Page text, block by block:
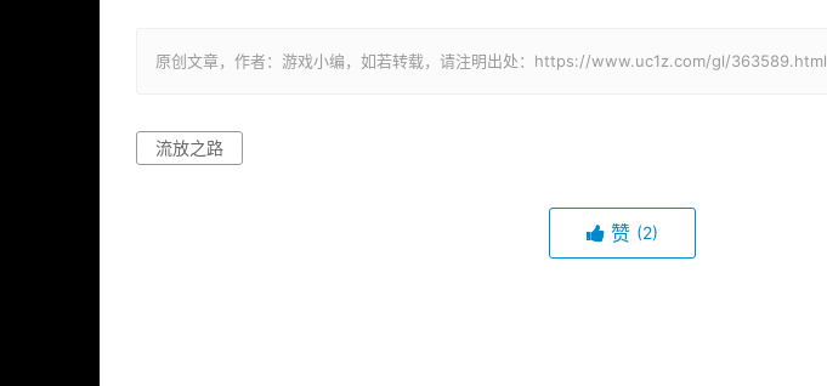
原创文章，作者：游戏小编，如若转载，请注明出处：https://www.uc1z.com/gl/363589.html
流放之路
赞 (2)